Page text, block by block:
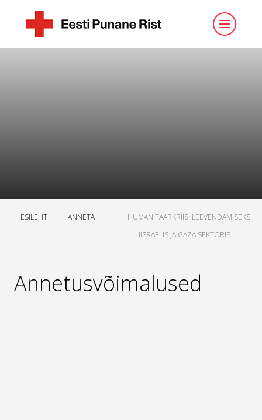
ESILEHT ANNETA
HUMANITAARKRIISI LEEVENDAMISEKS
IISRAELIS JA GAZA SEKTORIS
Annetusvõimalused